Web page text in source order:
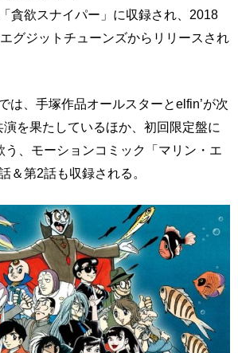
貪欲スナイパー」に収録され、2018
グジットチューンズからリリースされ
は、手塚作品オールスターとelfin’が次
を果たしているほか、初回限定盤に
う、モーションコミック「マリン・エ
＆第2話も収録される。